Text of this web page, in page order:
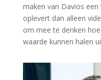
maken van Davios
oplevert dan alleen
om mee te denken
waarde kunnen halen